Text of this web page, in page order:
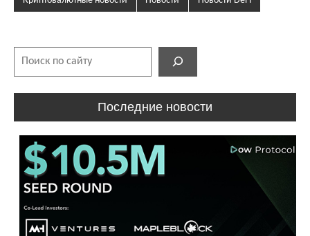
Последние новости